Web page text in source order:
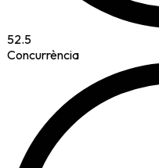
52.5
Concurrència